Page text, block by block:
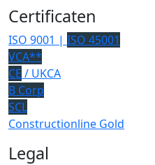
Certificaten
ISO 9001 | ISO 45001
VCA**
CE / UKCA
B Corp
SCL
Constructionline Gold
Legal